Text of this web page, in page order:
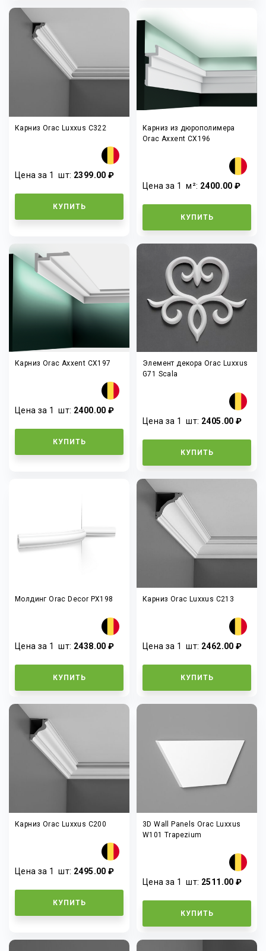
Карниз Orac Luxxus C322
Цена за 1шт: 2399.00 ₽
КУПИТЬ
Карниз из дюрополимера
Orac Axxent CX196
Цена за 1м²: 2400.00 ₽
КУПИТЬ
Карниз Orac Axxent CX197
Цена за 1шт: 2400.00 ₽
КУПИТЬ
Элемент декора Orac Luxxus
G71 Scala
Цена за 1шт: 2405.00 ₽
КУПИТЬ
Молдинг Orac Decor PX198
Цена за 1шт: 2438.00 ₽
КУПИТЬ
Карниз Orac Luxxus C213
Цена за 1шт: 2462.00 ₽
КУПИТЬ
Карниз Orac Luxxus C200
Цена за 1шт: 2495.00 ₽
КУПИТЬ
3D Wall Panels Orac Luxxus
W101 Trapezium
Цена за 1шт: 2511.00 ₽
КУПИТЬ